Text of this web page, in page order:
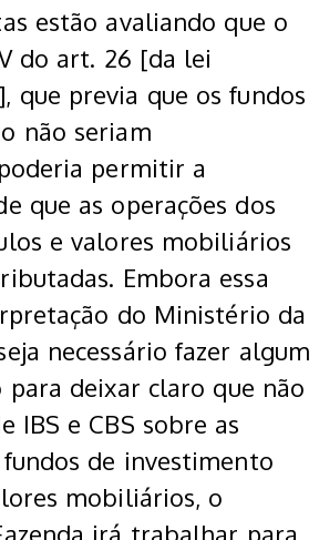
estão avaliando que o
do art. 26 [da lei
que previa que os fundos
não seriam
permitir a
que as operações dos
e valores mobiliários
Embora essa
do Ministério da
necessário fazer algum
deixar claro que não
IBS e CBS sobre as
de investimento
mobiliários, o
irá trabalhar para